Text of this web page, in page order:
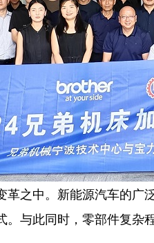
革之中。新能源汽车的
与此同时，零部件复杂